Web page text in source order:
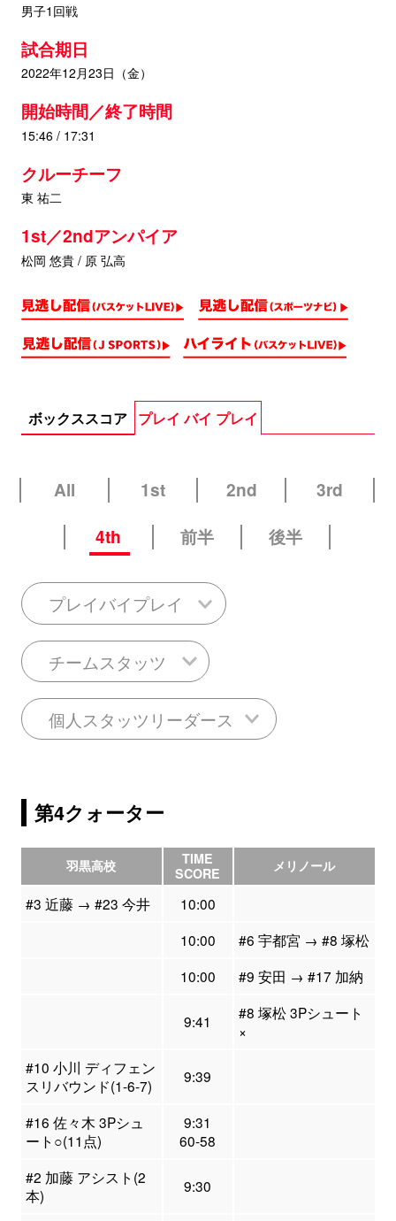
男子1回戦
試合期日
2022年12月23日（金）
開始時間／終了時間
15:46 / 17:31
クルーチーフ
東 祐二
1st／2ndアンパイア
松岡 悠貴 / 原 弘高
ボックススコア プレイ バイ プレイ
All 1st 2nd
3rd
4th
前半 後半
プレイバイプレイ
チームスタッツ
個人スタッツリーダース
第4クォーター
羽黒高校
TIME
SCORE
メリノール
#3 近藤 → #23 今井
10:00
10:00
#6 宇都宮 → #8 塚松
10:00
#9 安田 → #17 加納
9:41
#8 塚松 3Pシュート
×
#10 小川 ディフェン
スリバウンド(1-6-7)
9:39
#16 佐々木 3Pシュ
ート○(11点)
9:31
60-58
#2 加藤 アシスト(2
本)
9:30